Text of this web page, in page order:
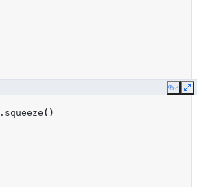
Copy
. squeeze ()